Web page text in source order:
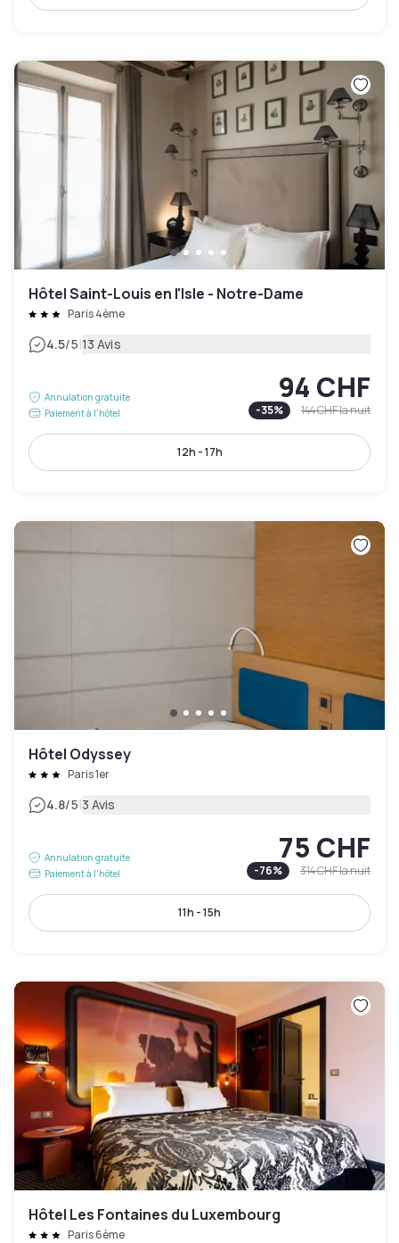
Hôtel Saint-Louis en l'Isle - Notre-Dame
Paris 4ème
4.5/5|13 Avis
Annulation gratuite
Paiement à l'hôtel
94 CHF
-35% 144 CHFla nuit
12h - 17h
Hôtel Odyssey
Paris 1er
4.8/5|3 Avis
Annulation gratuite
Paiement à l'hôtel
75 CHF
-76% 314 CHFla nuit
11h - 15h
Hôtel Les Fontaines du Luxembourg
Paris 6ème